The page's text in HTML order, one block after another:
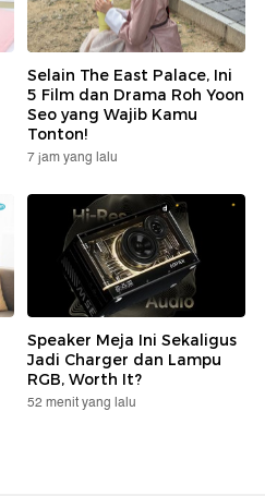
Selain The East Palace, Ini
5 Film dan Drama Roh Yoon
Seo yang Wajib Kamu
Tonton!
7 jam yang lalu
Speaker Meja Ini Sekaligus
Jadi Charger dan Lampu
RGB, Worth It?
52 menit yang lalu